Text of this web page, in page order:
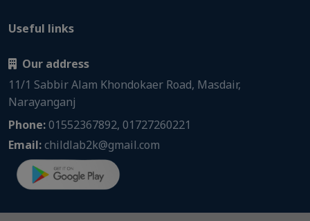
Useful links
Our address
11/1 Sabbir Alam Khondokaer Road, Masdair,
Narayanganj
Phone:01552367892, 01727260221
Email:childlab2k@gmail.com